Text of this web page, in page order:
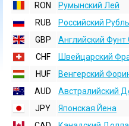
RON
Румынский Лей
RUB
Российский Рубль
GBP
Английский Фунт
CHF
Швейцарский
HUF
Венгерский
AUD
Австралийский
JPY
Японская Йена